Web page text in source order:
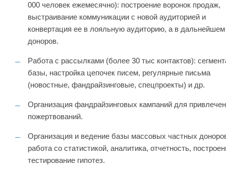
000 человек ежемесячно): построение воронок продаж,
выстраивание коммуникации с новой аудиторией и
конвертация ее в лояльную аудиторию, а в
доноров.
Работа с рассылками (более 30 тыс контактов):
базы, настройка цепочек писем, регулярные письма
(новостные, фандрайзинговые, спецпроекты) и др.
Организация фандрайзинговых кампаний для
пожертвований.
Организация и ведение базы массовых частных
работа со статистикой, аналитика, отчетность,
тестирование гипотез.